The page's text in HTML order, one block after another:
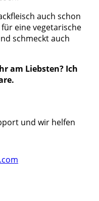
auch schon
eine vegetarische
schmeckt auch
am Liebsten? Ich
und wir helfen